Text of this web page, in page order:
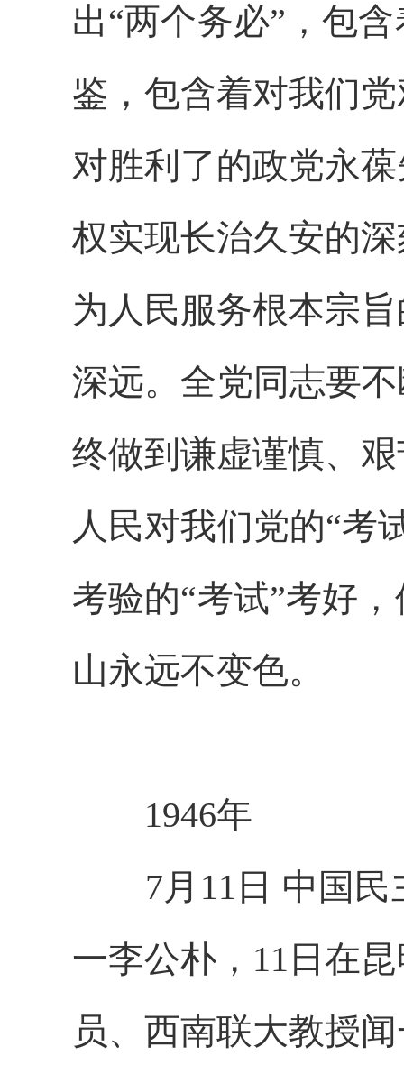
出“两个务必”，包
鉴，包含着对我们
对胜利了的政党永
权实现长治久安的
为人民服务根本宗
深远。全党同志要
终做到谦虚谨慎、
人民对我们党的“考
考验的“考试”考好
山永远不变色。
1946年
7月11日 中国民
一李公朴，11日在
员、西南联大教授